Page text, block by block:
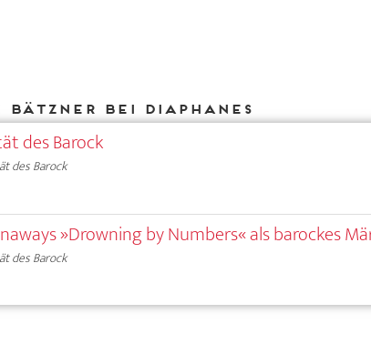
bei DIAPHANES
des Barock
des Barock
»Drowning by Numbers« als barockes
des Barock